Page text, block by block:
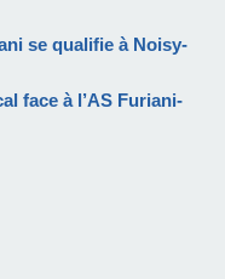
se qualifie à Noisy-
face à l’AS Furiani-